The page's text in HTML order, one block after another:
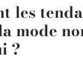
les
mode
?